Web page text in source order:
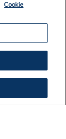
Cookie